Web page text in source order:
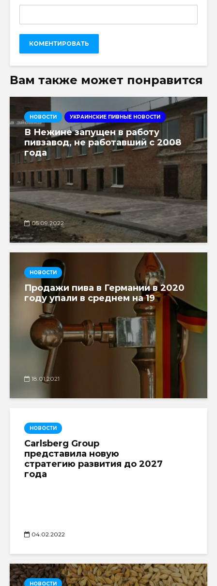
Вам также может понравится
НОВОСТИ УКРАИНСКИЕ ПИВНЫЕ НОВОСТИ
В Нежине запущен в работу
пивзавод, не работавший с 2008
года
05.09.2022
НОВОСТИ
Продажи пива в Германии в 2020
году упали в среднем на 19
18.01.2021
НОВОСТИ
Carlsberg Group
представила новую
стратегию развития до 2027
года
04.02.2022
НОВОСТИ